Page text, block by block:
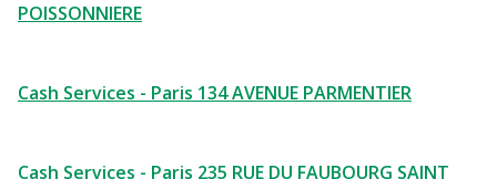
POISSONNIERE
Cash Services - Paris 134 AVENUE PARMENTIER
Cash Services - Paris 235 RUE DU FAUBOURG SAINT